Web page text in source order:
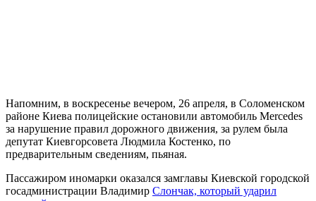
Напомним, в воскресенье вечером, 26 апреля, в Соломенском
районе Киева полицейские остановили автомобиль Mercedes
за нарушение правил дорожного движения, за рулем была
депутат Киевгорсовета Людмила Костенко, по
предварительным сведениям, пьяная.
Пассажиром иномарки оказался замглавы Киевской городской
госадминистрации Владимир Слончак, который ударил